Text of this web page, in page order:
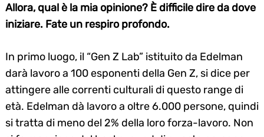
Allora, qual è la mia opinione? È difficile dire da dove
iniziare. Fate un respiro profondo.
In primo luogo, il “Gen Z Lab” istituito da Edelman
darà lavoro a 100 esponenti della Gen Z, si dice per
attingere alle correnti culturali di questo range di
età. Edelman dà lavoro a oltre 6.000 persone, quindi
si tratta di meno del 2% della loro forza-lavoro. Non